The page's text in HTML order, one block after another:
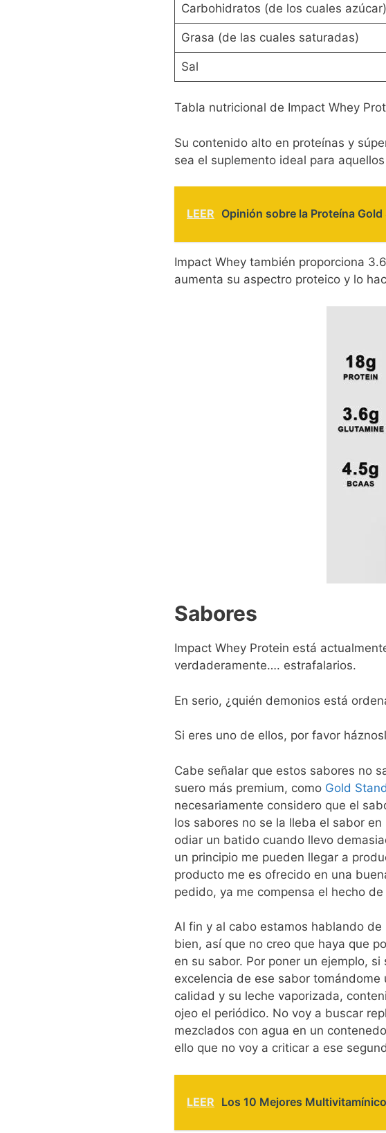
Carbohidratos (de los cuales azúcar)
Grasa (de las cuales saturadas)
Sal
Tabla nutricional de Impact Whey
Su contenido alto en proteínas y
sea el suplemento ideal para
LEER Opinión sobre la Proteína
Impact Whey también proporciona
aumenta su aspectro proteico y lo
Sabores
Impact Whey Protein está
verdaderamente…. estrafalarios.
En serio, ¿quién demonios está
Si eres uno de ellos, por favor
Cabe señalar que estos sabores no
suero más premium, como Gold
necesariamente considero que el
los sabores no se la lleba el sabor
odiar un batido cuando llevo
un principio me pueden llegar a
producto me es ofrecido en una
pedido, ya me compensa el hecho
Al fin y al cabo estamos hablando
bien, así que no creo que haya que
en su sabor. Por poner un ejemplo,
excelencia de ese sabor
calidad y su leche vaporizada,
ojeo el periódico. No voy a buscar
mezclados con agua en un
ello que no voy a criticar a ese
LEER Los 10 Mejores